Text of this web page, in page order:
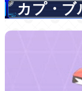
カプ・ブ